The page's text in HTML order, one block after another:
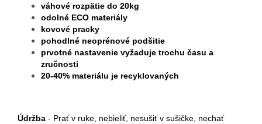
váhové rozpätie do 20kg
odolné ECO materiály
kovové pracky
pohodlné neoprénové podšitie
prvotné nastavenie vyžaduje trochu času a
zručnosti
20-40% materiálu je recyklovaných
Údržba - Prať v ruke, nebieliť, nesušiť v sušičke, nechať